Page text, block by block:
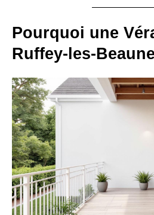
Pourquoi une
Ruffey-les-